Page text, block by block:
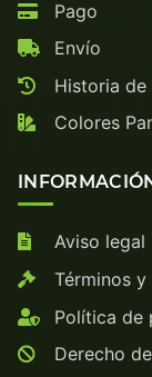
Pago
Envío
Historia de
Colores
Aviso legal
Términos
Política de
Derecho